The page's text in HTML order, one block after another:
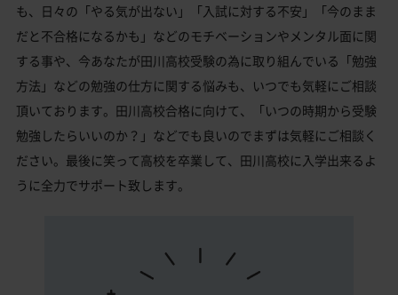
も、日々の「やる気が出ない」「入試に対する不安」「今のまま
だと不合格になるかも」などのモチベーションやメンタル面に関
する事や、今あなたが田川高校受験の為に取り組んでいる「勉強
方法」などの勉強の仕方に関する悩みも、いつでも気軽にご相談
頂いております。田川高校合格に向けて、「いつの時期から受験
勉強したらいいのか？」などでも良いのでまずは気軽にご相談く
ださい。最後に笑って高校を卒業して、田川高校に入学出来るよ
うに全力でサポート致します。